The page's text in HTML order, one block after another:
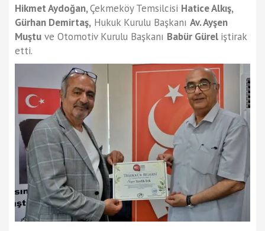
Hikmet Aydoğan,Çekmeköy Temsilcisi Hatice Alkış,
Gürhan Demirtaş, Hukuk Kurulu Başkanı Av. Ayşen
Muştu ve Otomotiv Kurulu Başkanı Babür Gürel iştirak
etti.